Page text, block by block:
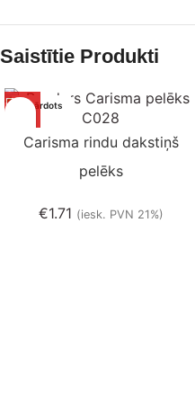
Saistītie Produkti
Izpārdots
Carisma rindu dakstiņš
pelēks
€1.71 (iesk. PVN 21%)